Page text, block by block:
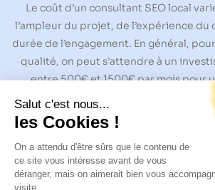
Le coût d’un consultant SEO local
l’ampleur du projet, de l’expérience du
durée de l’engagement. En général,
qualité, on peut s’attendre à un
entre 500€ et 1500€ par mois pour
Pour des projets ponctuels comme un
optimisation initiale,
3000€
Il est important de considérer cet
terme, car les résultats significatifs